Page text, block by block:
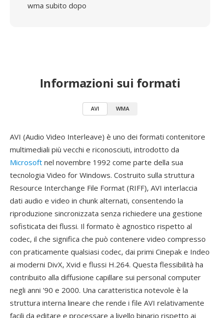
wma subito dopo
Informazioni sui formati
AVI WMA
AVI (Audio Video Interleave) è uno dei formati contenitore
multimediali più vecchi e riconosciuti, introdotto da
Microsoft nel novembre 1992 come parte della sua
tecnologia Video for Windows. Costruito sulla struttura
Resource Interchange File Format (RIFF), AVI interlaccia
dati audio e video in chunk alternati, consentendo la
riproduzione sincronizzata senza richiedere una gestione
sofisticata dei flussi. Il formato è agnostico rispetto al
codec, il che significa che può contenere video compresso
con praticamente qualsiasi codec, dai primi Cinepak e Indeo
ai moderni DivX, Xvid e flussi H.264. Questa flessibilità ha
contribuito alla diffusione capillare sui personal computer
negli anni '90 e 2000. Una caratteristica notevole è la
struttura interna lineare che rende i file AVI relativamente
facili da editare e processare a livello binario rispetto ai